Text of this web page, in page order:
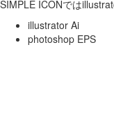
SIMPLE ICONでは
illustrator Ai
photoshop EPS